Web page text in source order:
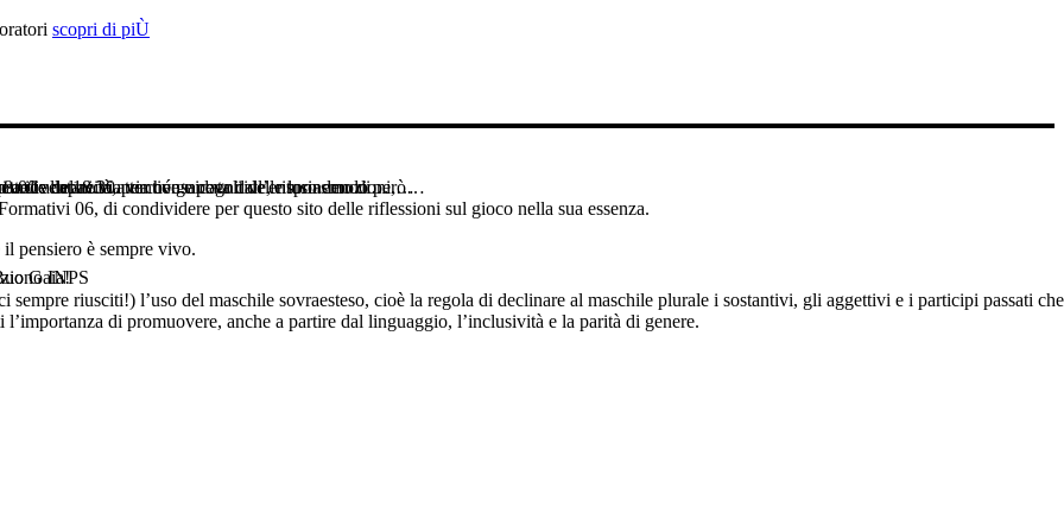
riusciti!) l’uso del maschile sovraesteso, cioè la regola di declinare al maschile plurale i sostantivi, gli aggettivi e i participi passati che
di promuovere, anche a partire dal linguaggio, l’inclusività e la parità di genere.
scopri di piÙ
del nido, perché guidata dall’entusiasmo di…
a diventare via via consapevoli delle loro emozioni,…
le capacità attentive e cognitive, rispondendo però…
alle 18.30.
06, di condividere per questo sito delle riflessioni sul gioco nella sua essenza.
pensiero è sempre vivo.
Gaia!
INPS